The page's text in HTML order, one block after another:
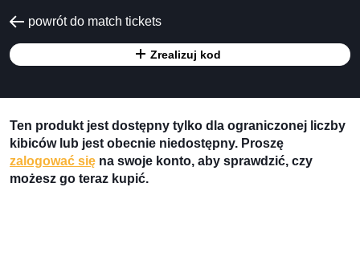
powrót do match tickets
Zrealizuj kod
Ten produkt jest dostępny tylko dla ograniczonej liczby
kibiców lub jest obecnie niedostępny. Proszę
zalogować się na swoje konto, aby sprawdzić, czy
możesz go teraz kupić.